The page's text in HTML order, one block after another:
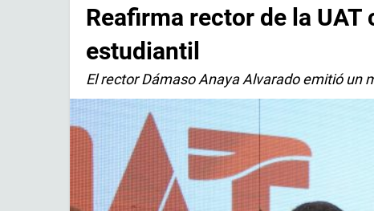
Reafirma rector de la
estudiantil
El rector Dámaso Anaya Alvarado emitió un